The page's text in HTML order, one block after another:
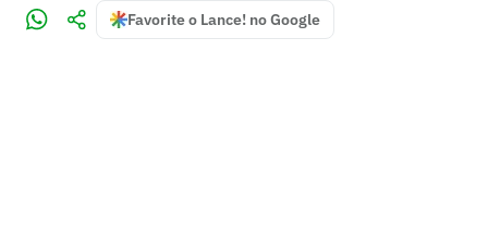
Favorite o Lance! no Google